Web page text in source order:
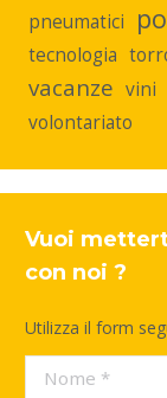
pneumatici
tecnologia
vacanze vini
volontariato
Vuoi
con noi ?
Utilizza il form
Nome *